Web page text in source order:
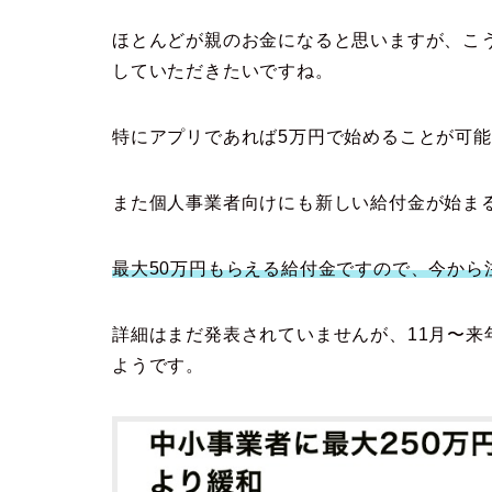
ほとんどが親のお金になると思いますが、
していただきたいですね。
特にアプリであれば5万円で始めることが可
また個人事業者向けにも新しい給付金が始ま
最大50万円もらえる給付金ですので、今から
詳細はまだ発表されていませんが、11月〜
ようです。